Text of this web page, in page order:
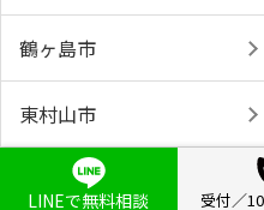
鶴ヶ島市
東村山市
LINEで無料相談 受付／